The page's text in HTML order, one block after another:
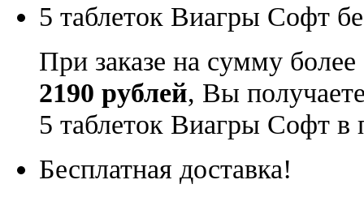
5 таблеток Виагры Софт
При заказе на сумму более
2190 рублей, Вы
5 таблеток Виагры Софт в
Бесплатная доставка!